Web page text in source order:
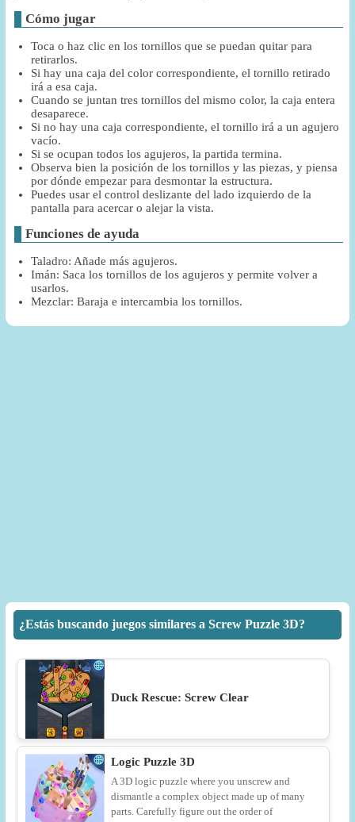
Cómo jugar
Toca o haz clic en los tornillos que se puedan quitar para
retirarlos.
Si hay una caja del color correspondiente, el tornillo retirado
irá a esa caja.
Cuando se juntan tres tornillos del mismo color, la caja entera
desaparece.
Si no hay una caja correspondiente, el tornillo irá a un agujero
vacío.
Si se ocupan todos los agujeros, la partida termina.
Observa bien la posición de los tornillos y las piezas, y piensa
por dónde empezar para desmontar la estructura.
Puedes usar el control deslizante del lado izquierdo de la
pantalla para acercar o alejar la vista.
Funciones de ayuda
Taladro: Añade más agujeros.
Imán: Saca los tornillos de los agujeros y permite volver a
usarlos.
Mezclar: Baraja e intercambia los tornillos.
¿Estás buscando juegos similares a Screw Puzzle 3D?
Duck Rescue: Screw Clear
Logic Puzzle 3D
A 3D logic puzzle where you unscrew and
dismantle a complex object made up of many
parts. Carefully figure out the order of